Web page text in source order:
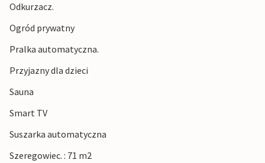
Odkurzacz.
Ogród prywatny
Pralka automatyczna.
Przyjazny dla dzieci
Sauna
Smart TV
Suszarka automatyczna
Szeregowiec. : 71 m2